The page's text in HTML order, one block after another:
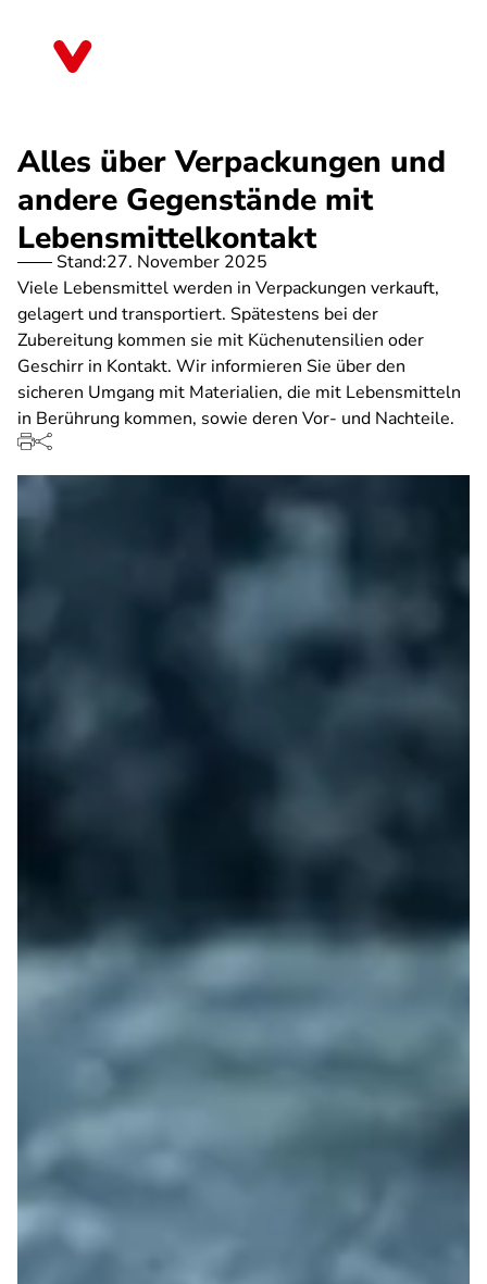
Alles über Verpackungen und
andere Gegenstände mit
Lebensmittelkontakt
Stand:27. November 2025
Viele Lebensmittel werden in Verpackungen verkauft,
gelagert und transportiert. Spätestens bei der
Zubereitung kommen sie mit Küchenutensilien oder
Geschirr in Kontakt. Wir informieren Sie über den
sicheren Umgang mit Materialien, die mit Lebensmitteln
in Berührung kommen, sowie deren Vor- und Nachteile.